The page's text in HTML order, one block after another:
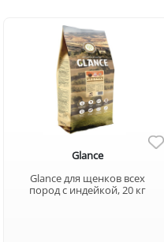
Glance
Glance для щенков всех
пород с индейкой, 20 кг